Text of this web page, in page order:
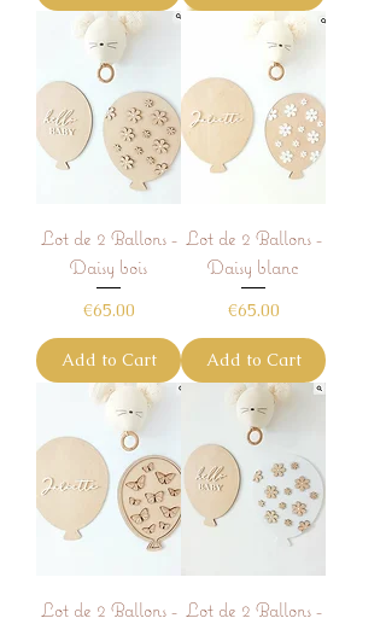
Lot de 2 Ballons -
Daisy bois
Price
€65.00
Add to Cart
Lot de 2 Ballons -
Daisy blanc
Price
€65.00
Add to Cart
Lot de 2 Ballons - Lot de 2 Ballons -